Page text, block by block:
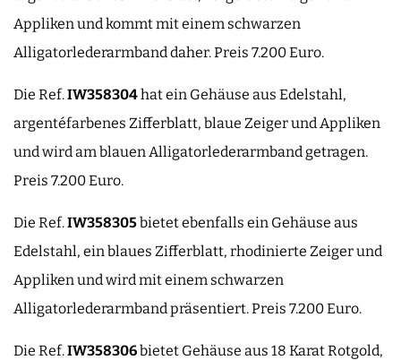
Appliken und kommt mit einem schwarzen
Alligatorlederarmband daher. Preis 7.200 Euro.
Die Ref.IW358304hat ein Gehäuse aus Edelstahl,
argentéfarbenes Zifferblatt, blaue Zeiger und Appliken
und wird am blauen Alligatorlederarmband getragen.
Preis 7.200 Euro.
Die Ref.IW358305bietet ebenfalls ein Gehäuse aus
Edelstahl, ein blaues Zifferblatt, rhodinierte Zeiger und
Appliken und wird mit einem schwarzen
Alligatorlederarmband präsentiert. Preis 7.200 Euro.
Die Ref.IW358306bietet Gehäuse aus 18 Karat Rotgold,